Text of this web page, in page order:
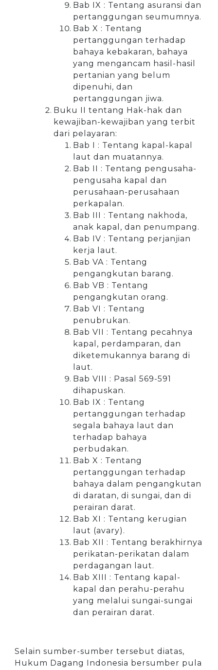
Bab IX : Tentang asuransi dan
pertanggungan seumumnya.
Bab X : Tentang
pertanggungan terhadap
bahaya kebakaran, bahaya
yang mengancam hasil-hasil
pertanian yang belum
dipenuhi, dan
pertanggungan jiwa.
Buku II tentang Hak-hak dan
kewajiban-kewajiban yang terbit
dari pelayaran:
Bab I : Tentang kapal-kapal
laut dan muatannya.
Bab II : Tentang pengusaha-
pengusaha kapal dan
perusahaan-perusahaan
perkapalan.
Bab III : Tentang nakhoda,
anak kapal, dan penumpang.
Bab IV : Tentang perjanjian
kerja laut.
Bab VA : Tentang
pengangkutan barang.
Bab VB : Tentang
pengangkutan orang.
Bab VI : Tentang
penubrukan.
Bab VII : Tentang pecahnya
kapal, perdamparan, dan
diketemukannya barang di
laut.
Bab VIII : Pasal 569-591
dihapuskan.
Bab IX : Tentang
pertanggungan terhadap
segala bahaya laut dan
terhadap bahaya
perbudakan.
Bab X : Tentang
pertanggungan terhadap
bahaya dalam pengangkutan
di daratan, di sungai, dan di
perairan darat.
Bab XI : Tentang kerugian
laut (avary).
Bab XII : Tentang berakhirnya
perikatan-perikatan dalam
perdagangan laut.
Bab XIII : Tentang kapal-
kapal dan perahu-perahu
yang melalui sungai-sungai
dan perairan darat.
Selain sumber-sumber tersebut diatas,
Hukum Dagang Indonesia bersumber pula